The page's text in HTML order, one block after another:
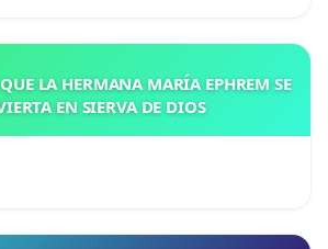
LA HERMANA MARÍA EPHREM SE
EN SIERVA DE DIOS